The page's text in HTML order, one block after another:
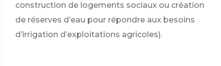
construction de logements sociaux ou création
de réserves d’eau pour répondre aux besoins
d’irrigation d’exploitations agricoles).